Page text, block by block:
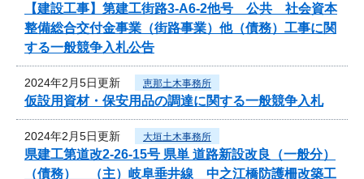
【建設工事】第建工街路3-A6-2他号 公共 社会資本
整備総合交付金事業（街路事業）他（債務）工事に関
する一般競争入札公告
2024年2月5日更新 恵那土木事務所
仮設用資材・保安用品の調達に関する一般競争入札
2024年2月5日更新 大垣土木事務所
県建工第道改2-26-15号 県単 道路新設改良（一般分）
（債務） （主）岐阜垂井線 中之江橋防護柵改築工